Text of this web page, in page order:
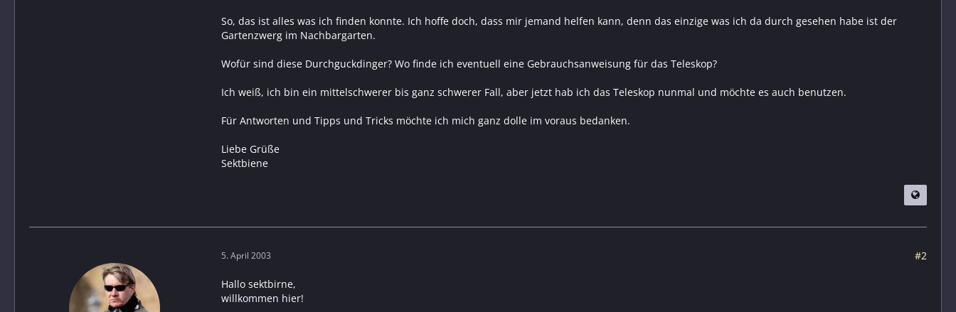
So, das ist alles was ich finden konnte. Ich hoffe doch, dass mir jemand helfen kann, denn das einzige was ich da durch gesehen habe ist der
Gartenzwerg im Nachbargarten.
Wofür sind diese Durchguckdinger? Wo finde ich eventuell eine Gebrauchsanweisung für das Teleskop?
Ich weiß, ich bin ein mittelschwerer bis ganz schwerer Fall, aber jetzt hab ich das Teleskop nunmal und möchte es auch benutzen.
Für Antworten und Tipps und Tricks möchte ich mich ganz dolle im voraus bedanken.
Liebe Grüße
Sektbiene
5. April 2003 #2
Hallo sektbirne,
willkommen hier!